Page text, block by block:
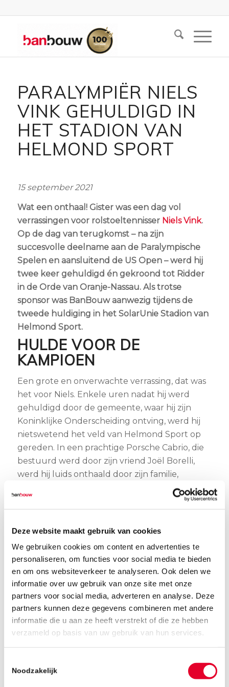
Deze website maakt gebruik van cookies
We gebruiken cookies om content en advertenties te
personaliseren, om functies voor social media te bieden
en om ons websiteverkeer te analyseren. Ook delen we
informatie over uw gebruik van onze site met onze
partners voor social media, adverteren en analyse. Deze
partners kunnen deze gegevens combineren met andere
informatie die u aan ze heeft verstrekt of die ze hebben
verzameld op basis van uw gebruik van hun services.
Noodzakelijk
PARALYMPIËR NIELS
VINK GEHULDIGD IN
HET STADION VAN
HELMOND SPORT
15 september 2021
Wat een onthaal! Gister was een dag vol
verrassingen voor rolstoeltennisser Niels Vink.
Op de dag van terugkomst – na zijn
succesvolle deelname aan de Paralympische
Spelen en aansluitend de US Open – werd hij
twee keer gehuldigd én gekroond tot Ridder
in de Orde van Oranje-Nassau. Als trotse
sponsor was BanBouw aanwezig tijdens de
tweede huldiging in het SolarUnie Stadion van
Helmond Sport.
HULDE VOOR DE
KAMPIOEN
Een grote en onverwachte verrassing, dat was
het voor Niels. Enkele uren nadat hij werd
gehuldigd door de gemeente, waar hij zijn
Koninklijke Onderscheiding ontving, werd hij
nietswetend het veld van Helmond Sport op
gereden. In een prachtige Porsche Cabrio, die
bestuurd werd door zijn vriend Joël Borelli,
werd hij luids onthaald door zijn familie,
NielsOnWheels-fans. Een bijzonder moment!
gepresenteerd door cabaretier Marcel Stevens,
werd er teruggeblikt, gelachen, gezongen en
gefeest. Uit de toespraken van o.a. zijn
privétrainer, mentor en Wethouder Harrie van
Dijk werd één ding heel duidelijk: Niels is een
inspiratiebron voor ons allemaal, maar bovenal
een fantastisch persoon. “Jouw glimlach na het
behalen van al je overwinningen heeft veel
wethouder.